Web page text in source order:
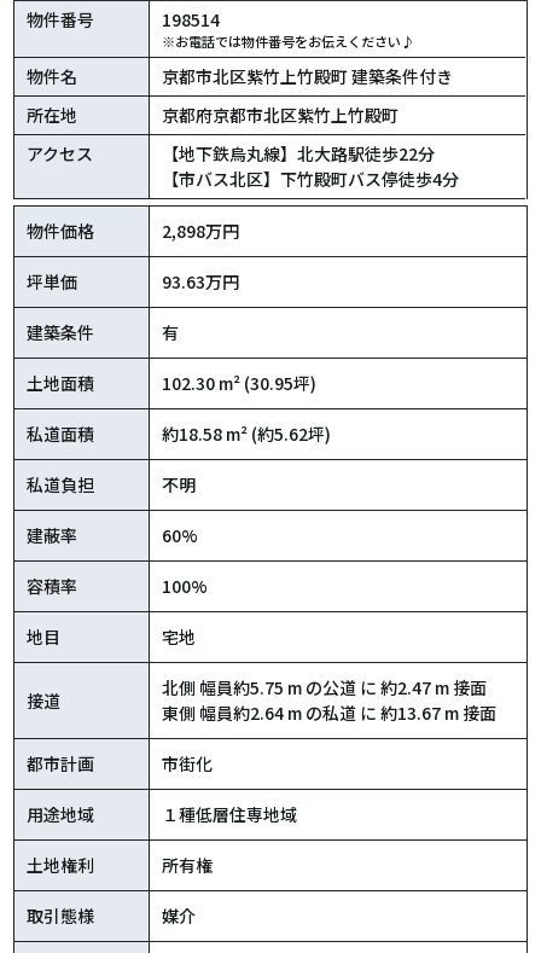
物件番号 198514
※お電話では物件番号をお伝えください♪
物件名
京都市北区紫竹上竹殿町 建築条件付き
所在地
京都府京都市北区紫竹上竹殿町
アクセス
【地下鉄烏丸線】北大路駅徒歩22分
【市バス北区】下竹殿町バス停徒歩4分
物件価格 2,898万円
坪単価 93.63万円
建築条件 有
土地面積 102.30 m² (30.95坪)
私道面積 約18.58 m² (約5.62坪)
私道負担 不明
建蔽率 60%
容積率 100%
地目 宅地
接道
北側 幅員約5.75 m の公道 に 約2.47 m 接面
東側 幅員約2.64 m の私道 に 約13.67 m 接面
都市計画 市街化
用途地域 １種低層住専地域
土地権利 所有権
取引態様 媒介